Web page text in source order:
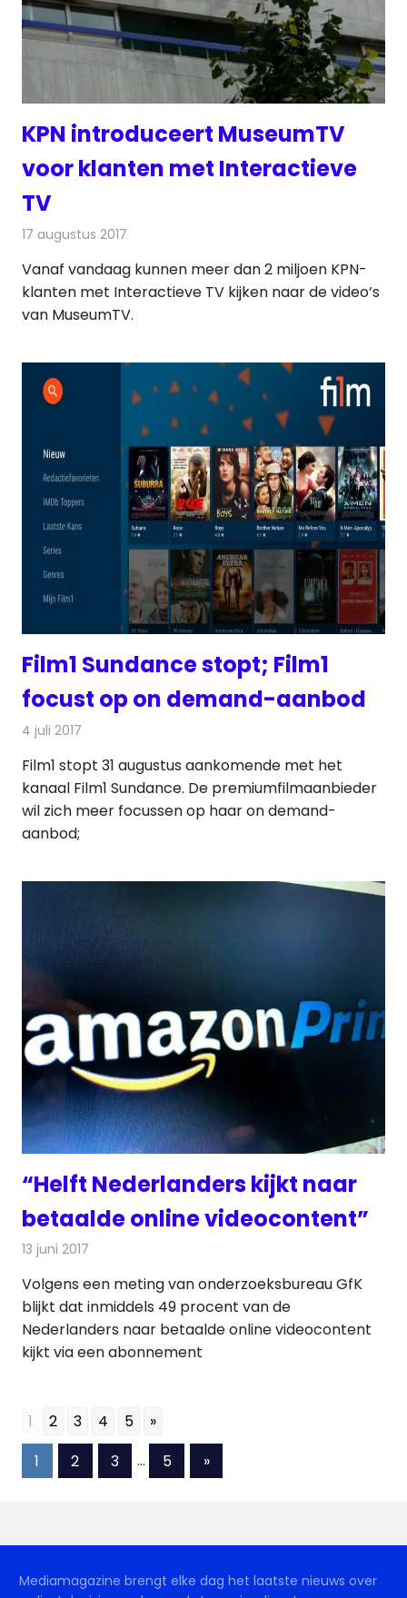
KPN introduceert MuseumTV
voor klanten met Interactieve
TV
17 augustus 2017
Vanaf vandaag kunnen meer dan 2 miljoen KPN-
klanten met Interactieve TV kijken naar de video’s
van MuseumTV.
Film1 Sundance stopt; Film1
focust op on demand-aanbod
4 juli 2017
Film1 stopt 31 augustus aankomende met het
kanaal Film1 Sundance. De premiumfilmaanbieder
wil zich meer focussen op haar on demand-
aanbod;
“Helft Nederlanders kijkt naar
betaalde online videocontent”
13 juni 2017
Volgens een meting van onderzoeksbureau GfK
blijkt dat inmiddels 49 procent van de
Nederlanders naar betaalde online videocontent
kijkt via een abonnement
1 2 3 4 5 »
Berichten
1 2 3 … 5
Volgende
berichten
»
Mediamagazine brengt elke dag het laatste nieuws over